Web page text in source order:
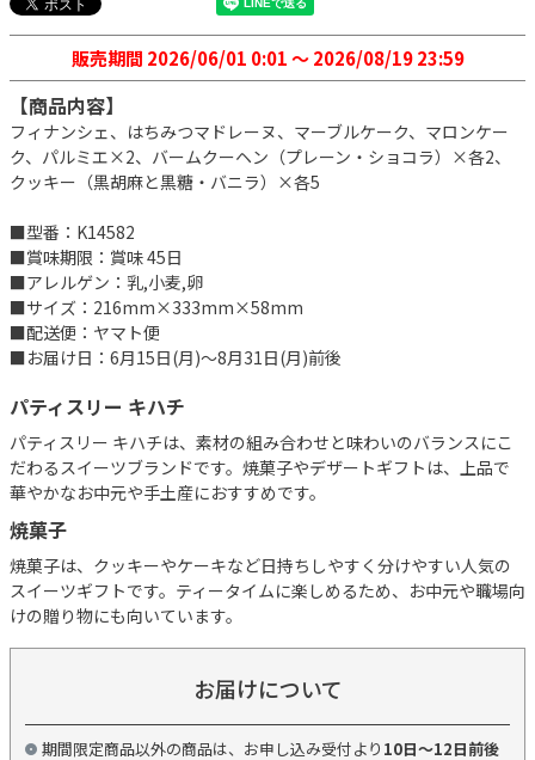
販売期間 2026/06/01 0:01〜 2026/08/19 23:59
【商品内容】
フィナンシェ、はちみつマドレーヌ、マーブルケーク、マロンケー
ク、パルミエ×2、バームクーヘン（プレーン・ショコラ）×各2、
クッキー（黒胡麻と黒糖・バニラ）×各5
■型番：K14582
■賞味期限：賞味 45日
■アレルゲン：乳,小麦,卵
■サイズ：216mm×333mm×58mm
■配送便：ヤマト便
■お届け日：6月15日(月)～8月31日(月)前後
パティスリー キハチ
パティスリー キハチは、素材の組み合わせと味わいのバランスにこ
だわるスイーツブランドです。焼菓子やデザートギフトは、上品で
華やかなお中元や手土産におすすめです。
焼菓子
焼菓子は、クッキーやケーキなど日持ちしやすく分けやすい人気の
スイーツギフトです。ティータイムに楽しめるため、お中元や職場向
けの贈り物にも向いています。
お届けについて
期間限定商品以外の商品は、お申し込み受付より 10日～12日前後